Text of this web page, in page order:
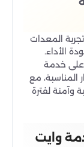
المعدات
الأداء.
على خدمة
المناسبة، مع
وآمنة لفترة
وايت